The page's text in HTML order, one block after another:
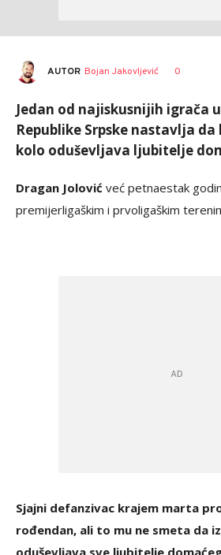
AUTOR Bojan Jakovljević 0
Jedan od najiskusnijih igrača
Republike Srpske nastavlja
kolo oduševljava ljubitelje
Dragan Jolović već petnaestak
premijerligaškim i prvoligaškim
Sjajni defanzivac krajem marta
rođendan, ali to mu ne smeta da
oduševljava sve ljubitelje